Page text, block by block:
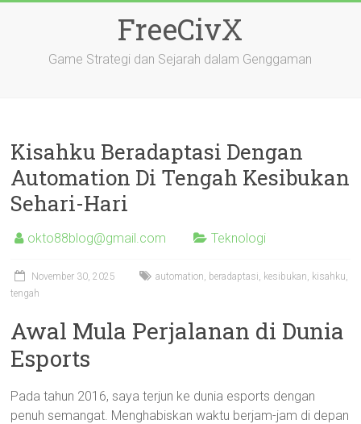
FreeCivX
Game Strategi dan Sejarah dalam Genggaman
Kisahku Beradaptasi Dengan
Automation Di Tengah Kesibukan
Sehari-Hari
okto88blog@gmail.com Teknologi
November 30, 2025 automation, beradaptasi, kesibukan, kisahku,
tengah
Awal Mula Perjalanan di Dunia
Esports
Pada tahun 2016, saya terjun ke dunia esports dengan
penuh semangat. Menghabiskan waktu berjam-jam di depan